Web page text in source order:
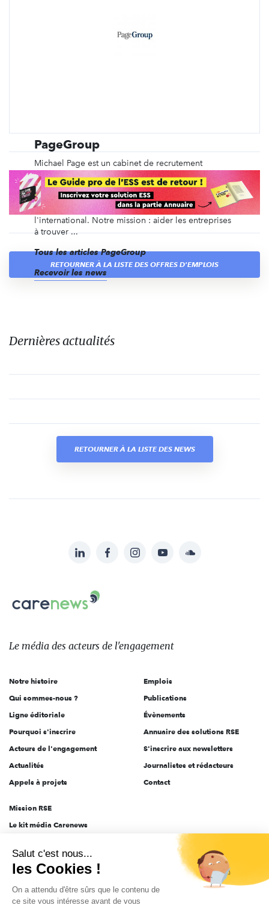
PageGroup
Michael Page est un cabinet de recrutement
spécialisé depuis plus de 40 ans dans le
recrutement en CDI, en intérim, en management de
transition, ainsi que du recrutement de dirigeants et
des recrutements volumiques, en France et à
l'international. Notre mission : aider les entreprises
à trouver ...
Tous les articles PageGroup
Recevoir les news
RETOURNER À LA LISTE DES OFFRES D'EMPLOIS
Dernières actualités
RETOURNER À LA LISTE DES NEWS
sur:
LinkedInFacebookInstagramYouTubeSoundcloud
Le
des
l'engagement
Le média des acteurs de l'engagement
Notre histoire
Qui sommes-nous ?
Ligne éditoriale
Pourquoi s'inscrire
Acteurs de l'engagement
Actualités
Appels à projets
Emplois
Publications
Évènements
Annuaire des solutions RSE
S'inscrire aux newsletters
Journalistes et rédacteurs
Contact
Mission RSE
Le kit média Carenews
AEF info
Novethic
PRODURABLE
Salut c'est nous...
les Cookies !
On a attendu d'être sûrs que le contenu de
ce site vous intéresse avant de vous